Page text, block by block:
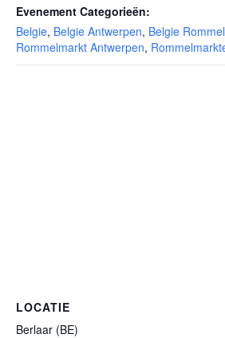
Evenement Categorieën:
Belgie, Belgie Antwerpen, Belgie
Rommelmarkt Antwerpen,
LOCATIE
Berlaar (BE)